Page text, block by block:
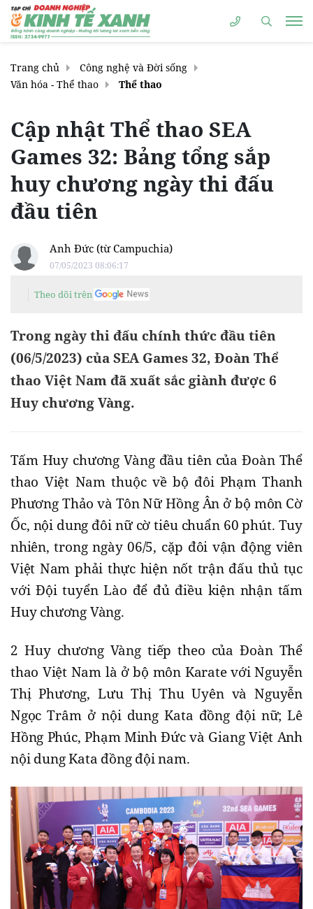
Trang chủ
Công nghệ và Đời sống
Văn hóa - Thể thao
Thể thao
Cập nhật Thể thao SEA
Games 32: Bảng tổng sắp
huy chương ngày thi đấu
đầu tiên
Anh Đức (từ Campuchia)
07/05/2023 08:06:17
Theo dõi trên
Trong ngày thi đấu chính thức đầu tiên
(06/5/2023) của SEA Games 32, Đoàn Thể
thao Việt Nam đã xuất sắc giành được 6
Huy chương Vàng.
Tấm Huy chương Vàng đầu tiên của Đoàn Thể
thao Việt Nam thuộc về bộ đôi Phạm Thanh
Phương Thảo và Tôn Nữ Hồng Ân ở bộ môn Cờ
Ốc, nội dung đôi nữ cờ tiêu chuẩn 60 phút. Tuy
nhiên, trong ngày 06/5, cặp đôi vận động viên
Việt Nam phải thực hiện nốt trận đấu thủ tục
với Đội tuyển Lào để đủ điều kiện nhận tấm
Huy chương Vàng.
2 Huy chương Vàng tiếp theo của Đoàn Thể
thao Việt Nam là ở bộ môn Karate với Nguyễn
Thị Phương, Lưu Thị Thu Uyên và Nguyễn
Ngọc Trâm ở nội dung Kata đồng đội nữ; Lê
Hồng Phúc, Phạm Minh Đức và Giang Việt Anh
nội dung Kata đồng đội nam.